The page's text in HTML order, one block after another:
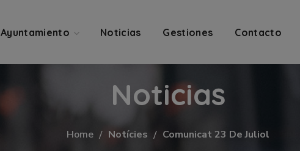
Ayuntamiento Noticias Gestiones Contacto
Noticias
Home Notícies Comunicat 23 De Juliol